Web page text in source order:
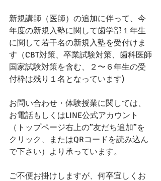
新規講師（医師）の追加に伴って、今
年度の新規入塾に関して歯学部１年生
に関して若干名の新規入塾を受付けま
す（CBT対策、卒業試験対策、歯科医師
国家試験対策を含む、２〜６年生の受
付枠は残り１名となっています)
お問い合わせ・体験授業に関しては、
お電話もしくはLINE公式アカウント
（トップページ右上の”友だち追加”を
クリック、またはQRコードを読み込ん
で下さい）より承っています。
ご不便お掛けしますが、何卒宜しくお